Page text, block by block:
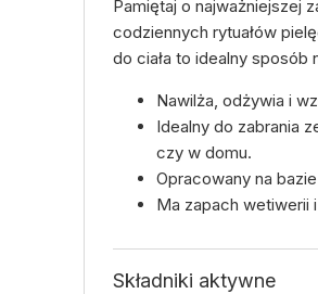
Pamiętaj o najważniejszej
codziennych rytuałów
do ciała to idealny
Nawilża, odżywia i
Idealny do zabrania
czy w domu.
Opracowany na
Ma zapach wetiwerii
Składniki aktywne